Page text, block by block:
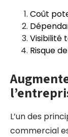
Coût
Visibilité
Risque
L’un des
commercial